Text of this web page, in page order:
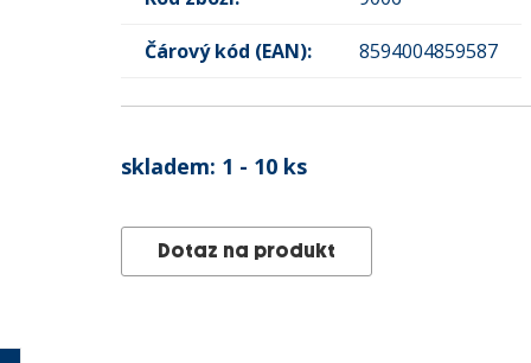
Čárový kód (EAN): 8594004859587
skladem: 1 - 10 ks
Dotaz na produkt